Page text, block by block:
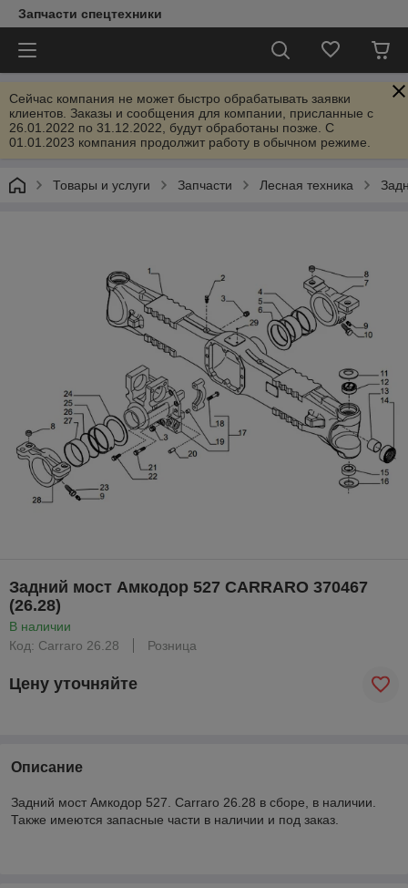
Запчасти спецтехники
Сейчас компания не может быстро обрабатывать заявки
клиентов. Заказы и сообщения для компании, присланные с
26.01.2022 по 31.12.2022, будут обработаны позже. С
01.01.2023 компания продолжит работу в обычном режиме.
Товары и услуги Запчасти Лесная техника
Задний мост Амкодор 527 CARRARO 370467
(26.28)
В наличии
Код: Carraro 26.28
Розница
Цену уточняйте
Описание
Задний мост Амкодор 527. Carraro 26.28 в сборе, в наличии.
Также имеются запасные части в наличии и под заказ.